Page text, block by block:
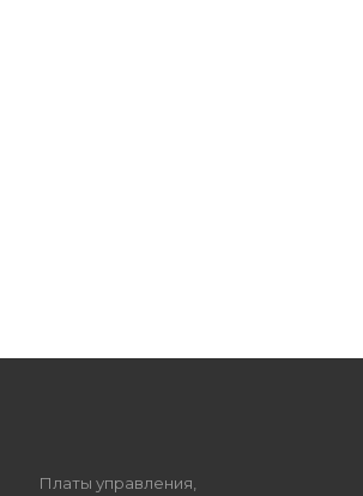
Платы управления,